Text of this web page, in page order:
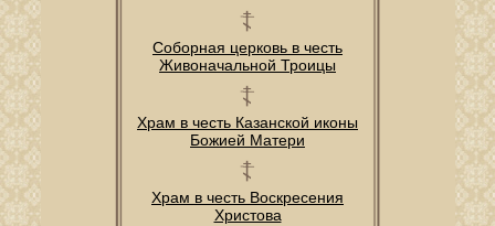
Соборная церковь в честь
Живоначальной Троицы
Храм в честь Казанской иконы
Божией Матери
Храм в честь Воскресения
Христова